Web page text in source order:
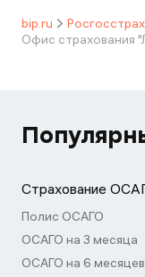
bip.ru Росгосстрах
Офис страхования
Страхование
Полис ОСАГО
ОСАГО на 3 месяца
ОСАГО на 6 месяцев